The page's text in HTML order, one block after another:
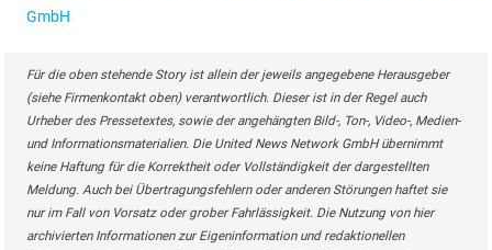
GmbH
Für die oben stehende Story ist allein der jeweils angegebene Herausgeber
(siehe Firmenkontakt oben) verantwortlich. Dieser ist in der Regel auch
Urheber des Pressetextes, sowie der angehängten Bild-, Ton-, Video-, Medien-
und Informationsmaterialien. Die United News Network GmbH übernimmt
keine Haftung für die Korrektheit oder Vollständigkeit der dargestellten
Meldung. Auch bei Übertragungsfehlern oder anderen Störungen haftet sie
nur im Fall von Vorsatz oder grober Fahrlässigkeit. Die Nutzung von hier
archivierten Informationen zur Eigeninformation und redaktionellen